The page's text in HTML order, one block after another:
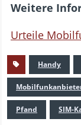
Weitere
Urteile
Handy
Pfand SIM-